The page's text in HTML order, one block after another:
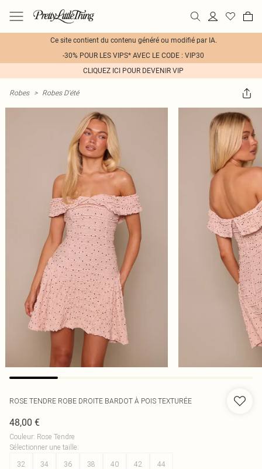
Ce site contient du contenu généré ou modifié par IA.
-30% POUR LES VIPS* AVEC LE CODE : VIP30
CLIQUEZ ICI POUR DEVENIR VIP
Robes > Robes D'été
ROSE TENDRE ROBE DROITE BARDOT À POIS TEXTURÉE
48,00 €
Couleur: Rose Tendre
Sélectionner une taille:
32
34 36 38 40 42 44